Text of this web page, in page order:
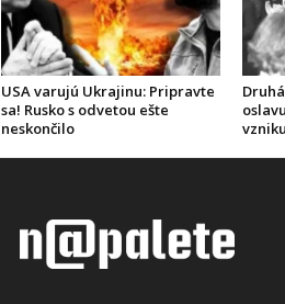
USA varujú Ukrajinu: Pripravte
sa! Rusko s odvetou ešte
neskončilo
vzniku